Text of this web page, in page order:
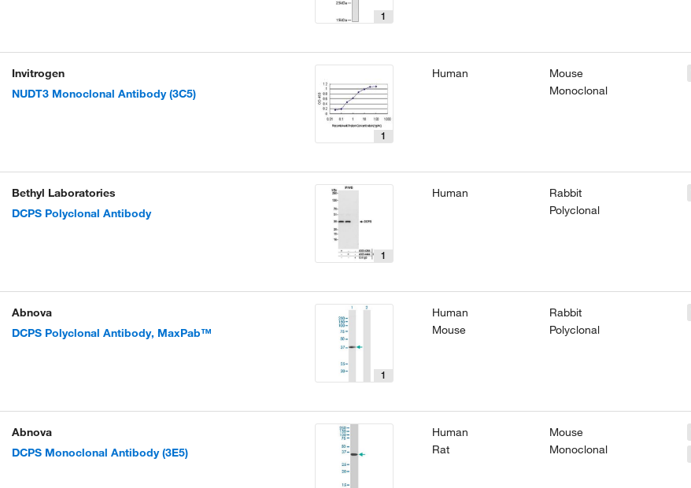
1
Invitrogen
NUDT3 Monoclonal Antibody (3C5)
1
Human
Mouse
Monoclonal
Bethyl Laboratories
DCPS Polyclonal Antibody
1
Human
Rabbit
Polyclonal
Abnova
DCPS Polyclonal Antibody, MaxPab™
1
Human
Mouse
Rabbit
Polyclonal
Abnova
DCPS Monoclonal Antibody (3E5)
Human
Rat
Mouse
Monoclonal